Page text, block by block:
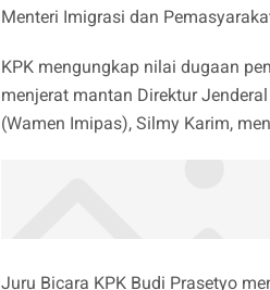
Menteri Imigrasi dan
KPK mengungkap nilai dugaan
menjerat mantan Direktur
(Wamen Imipas), Silmy Karim,
Juru Bicara KPK Budi Prasetyo